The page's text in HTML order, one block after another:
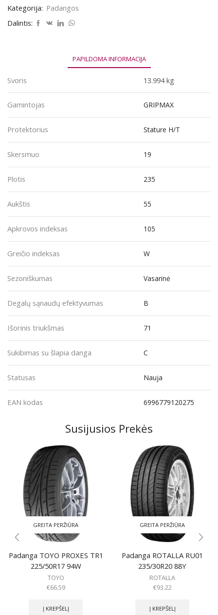
STATURE
H/T
235/55R19
Kategorija: Padangos
Dalintis:
PAPILDOMA INFORMACIJA
Svoris 13.994 kg
Gamintojas GRIPMAX
Protektorius Stature H/T
Skersmuo 19
Plotis 235
Aukštis 55
Apkrovos indeksas 105
Greičio indeksas W
Sezoniškumas Vasarinė
Degalų sąnaudų efektyvumas B
Išorinis triukšmas 71
Sukibimas su šlapia danga C
Statusas Nauja
EAN kodas 6996779120275
Susijusios Prekės
GREITA PERŽIŪRA
Padanga TOYO PROXES TR1
225/50R17 94W
TOYO
€66.59
Į KREPŠELĮ
GREITA PERŽIŪRA
Padanga ROTALLA RU01
235/30R20 88Y
ROTALLA
€93.22
Į KREPŠELĮ